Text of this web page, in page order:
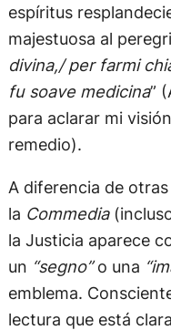
espíritus
majestuosa al
divina,/ per farmi
fu soave medicina”
para aclarar mi
remedio).
A diferencia de
la Commedia
la Justicia aparece
un “segno”o una
emblema.
lectura que está